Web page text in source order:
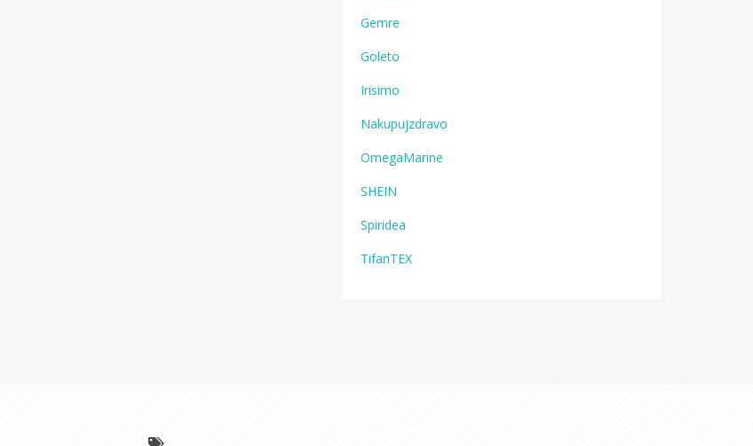
Gemre
Goleto
Irisimo
Nakupujzdravo
OmegaMarine
SHEIN
Spiridea
TifanTEX